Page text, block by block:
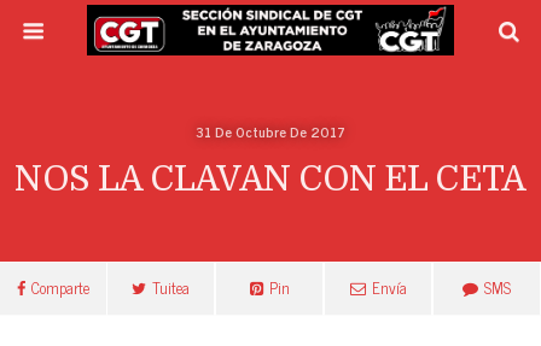
31 De Octubre De 2017
NOS LA CLAVAN CON EL CETA
Comparte Tuitea Pin Envía SMS